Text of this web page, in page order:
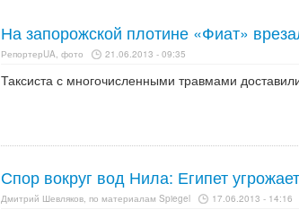
На запорожской плотине «Фиат»
РепортерUA, фото 21.06.2013 - 09:35
Таксиста с многочисленными травмами
Спор вокруг вод Нила: Египет
Дмитрий Шевляков, по материалам Spiegel 17.06.2013 - 14:16